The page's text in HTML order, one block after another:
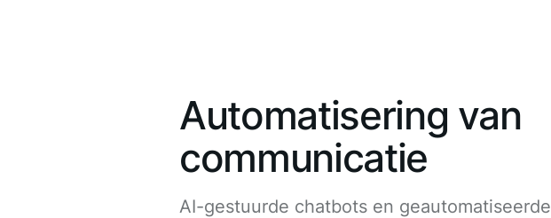
Automatisering van
communicatie
AI-gestuurde chatbots en geautomatiseerde